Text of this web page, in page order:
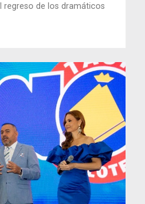
regreso de los dramáticos